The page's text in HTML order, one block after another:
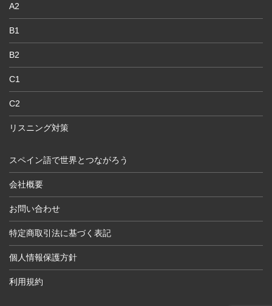
A2
B1
B2
C1
C2
リスニング対策
スペイン語で世界とつながろう
会社概要
お問い合わせ
特定商取引法に基づく表記
個人情報保護方針
利用規約